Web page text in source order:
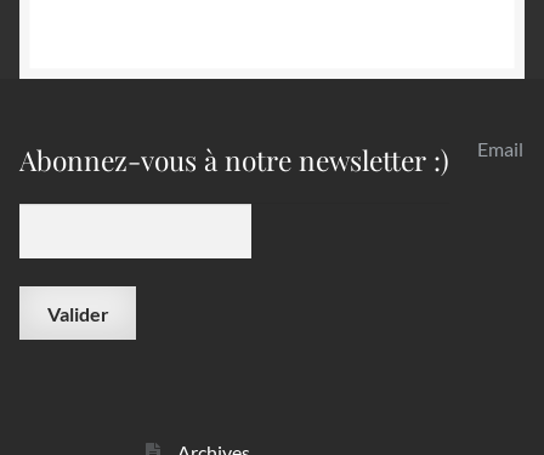
Abonnez-vous à notre newsletter :) Email